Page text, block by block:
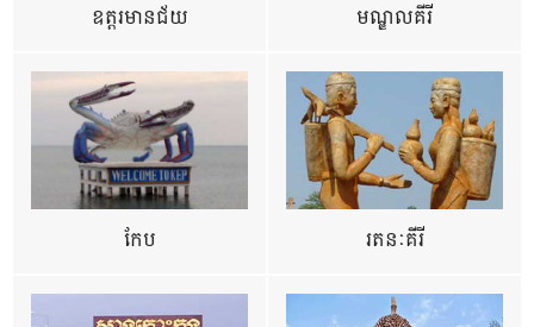
ឧត្ដរមានជ័យ មណ្ឌលគីរី
កែប រតនៈគីរី